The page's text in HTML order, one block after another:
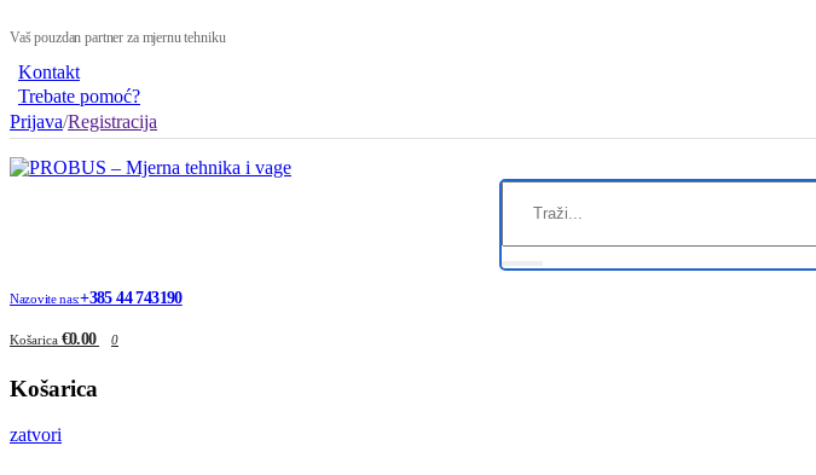
Vaš pouzdan partner za mjernu tehniku
Kontakt
Trebate pomoć?
Prijava/Registracija
Nazovite nas:+385 44 743190
Košarica €0.00 0
Košarica
zatvori